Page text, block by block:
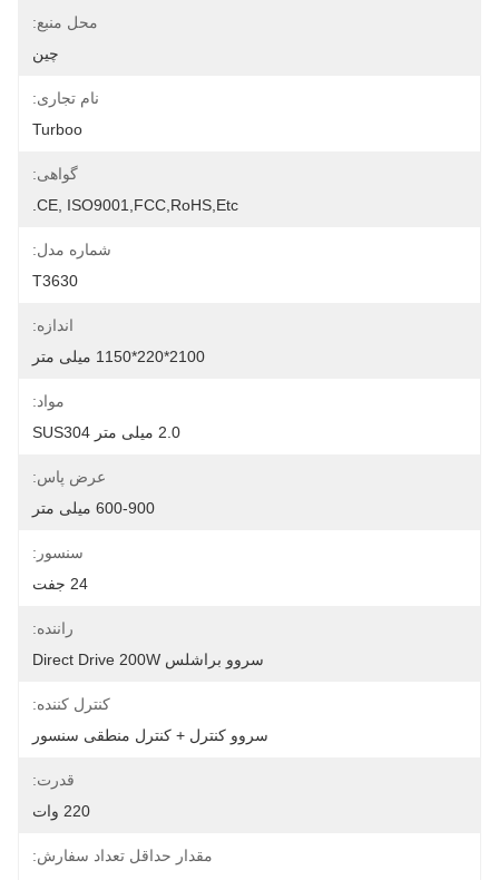
محل منبع:
چین
نام تجاری:
Turboo
گواهی:
CE, ISO9001,FCC,RoHS,etc.
شماره مدل:
T3630
اندازه:
2100*220*1150 میلی متر
مواد:
2.0 میلی متر SUS304
عرض پاس:
600-900 میلی متر
سنسور:
24 جفت
راننده:
سروو براشلس Direct Drive 200W
کنترل کننده:
سروو کنترل + کنترل منطقی سنسور
قدرت:
220 وات
مقدار حداقل تعداد سفارش: